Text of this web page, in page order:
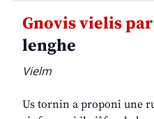
Gnovis vielis
lenghe
Vielm
Us tornin a proponi une